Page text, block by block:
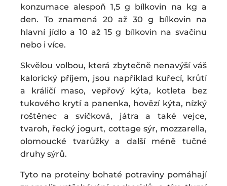
konzumace alespoň 1,5 g bílkovin na kg a
den. To znamená 20 až 30 g bílkovin na
hlavní jídlo a 10 až 15 g bílkovin na svačinu
nebo i více.
Skvělou volbou, která zbytečně nenavýší váš
kalorický příjem, jsou například kuřecí, krůtí
a králičí maso, vepřový kýta, kotleta bez
tukového krytí a panenka, hovězí kýta, nízký
roštěnec a svíčková, játra a také vejce,
tvaroh, řecký jogurt, cottage sýr, mozzarella,
olomoucké tvarůžky a další méně tučné
druhy sýrů.
Tyto na proteiny bohaté potraviny pomáhají